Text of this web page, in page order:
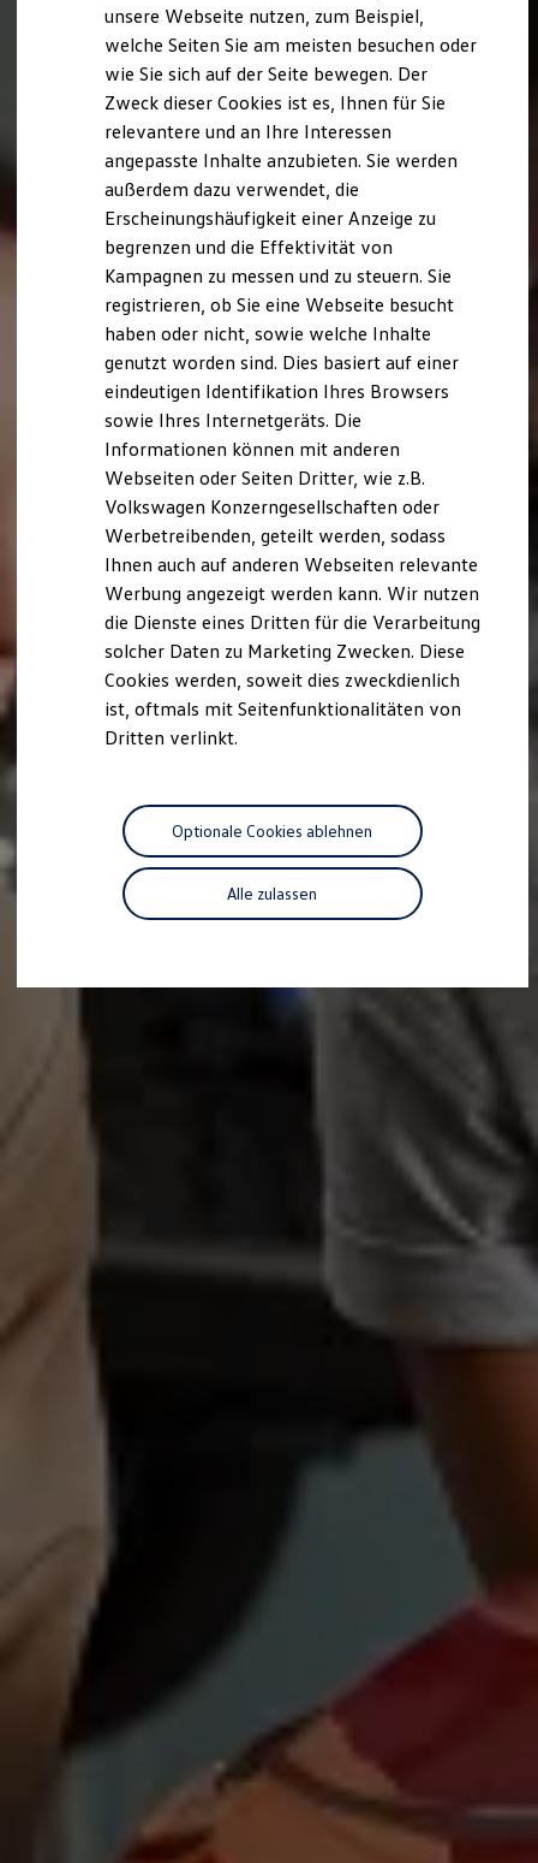
Nachhaltigkeit
Technologie
Kosten und Kauf
Kaufoptionen
E-Auto-Förderung
Software und Konnektivität
Die ID. Software 6
ID. Software Versionen und Updates
Digitale Extras
Schnittstellen zu Ihrem ID.
Hybridautos
Marke und Erlebnis
Volkswagen R und R Experience
R-Modelle
R Experience
Driving Experience
Volkswagen entdecken
Werkbesichtigung
Lifestyle Shop
T-Roc Kollektion
Golf Kollektion
ID. Kollektion
Volkswagen Kollektion
R-Kollektion
GTI Kollektion
Fußball Drop
we drive football
#wedriveproud
Besitzer und Service
Software Updates
Service und Ersatzteile
Motorenöl und Flüssigkeiten
Räder und Reifen
Pannen- und Unfallhilfe
Economy Service
Volkswagen Teile
Zubehör
Entertainment und Elektronik
Updates für Software, Karten und Radio
Volkswagen Kundenbetreuung
Assistenzsysteme
Digitale Betriebsanleitung
unsere Webseite nutzen, zum Beispiel,
welche Seiten Sie am meisten besuchen oder
wie Sie sich auf der Seite bewegen. Der
Zweck dieser Cookies ist es, Ihnen für Sie
relevantere und an Ihre Interessen
angepasste Inhalte anzubieten. Sie werden
außerdem dazu verwendet, die
Erscheinungshäufigkeit einer Anzeige zu
begrenzen und die Effektivität von
Kampagnen zu messen und zu steuern. Sie
registrieren, ob Sie eine Webseite besucht
haben oder nicht, sowie welche Inhalte
genutzt worden sind. Dies basiert auf einer
eindeutigen Identifikation Ihres Browsers
sowie Ihres Internetgeräts. Die
Informationen können mit anderen
Webseiten oder Seiten Dritter, wie z.B.
Volkswagen Konzerngesellschaften oder
Werbetreibenden, geteilt werden, sodass
Ihnen auch auf anderen Webseiten relevante
Werbung angezeigt werden kann. Wir nutzen
die Dienste eines Dritten für die Verarbeitung
solcher Daten zu Marketing Zwecken. Diese
Cookies werden, soweit dies zweckdienlich
ist, oftmals mit Seitenfunktionalitäten von
Dritten verlinkt.
Alle zulassen
Optionale Cookies ablehnen